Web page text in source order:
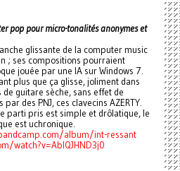
pop pour micro-tonalités anonymes et
glissante de la computer music
; ses compositions pourraient
jouée par une IA sur Windows 7.
plus que ça glisse, joliment dans
guitare sèche, sans effet de
des PNJ, ces clavecins AZERTY.
parti pris est simple et drôlatique, le
est uchronique.
album/int-ressant
watch?v=AbIQJHND3j0